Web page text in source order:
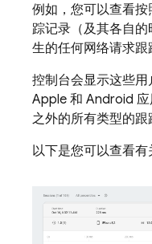
例如，您可以查看
踪记录（及其各自
生的任何网络请求跟
控制台会显示这些
Apple 和 Android
之外的所有类型的跟
以下是您可以查看有